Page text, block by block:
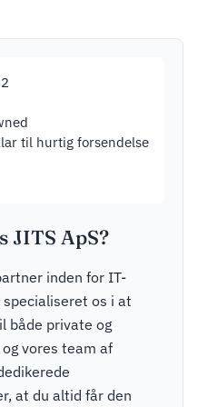
til hurtig forsendelse
JITS ApS?
inden for IT-
os i at
både private og
vores team af
at du altid får den